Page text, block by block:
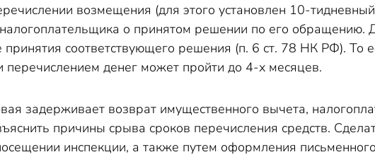
возмещения (для этого установлен 10-
о принятом решении по его обращению.
принятия соответствующего решения (п. 6 ст. 78 НК РФ). То
перечислением денег может пройти до 4-х месяцев.
задерживает возврат имущественного вычета,
причины срыва сроков перечисления средств.
инспекции, а также путем оформления